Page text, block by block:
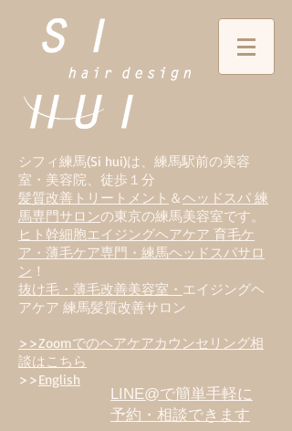
シフィ練馬(Si hui)は、 練馬駅前の美容
室・美容院、徒歩１分
髪質改善トリートメント ＆ヘッドスパ 練
馬専門サロンの東京の練馬美容室です。
ヒト幹細胞エイジングヘアケア 育毛ケ
ア・薄毛ケア専門・練馬ヘッドスパサロ
ン ！
抜け毛・薄毛改善美容室・ エイジングヘ
アケア 練馬髪質改善サロン
>>Zoomでのヘアケアカウンセリング相
談はこちら
>>English
LINE@で簡単手軽に
予約・相談できます